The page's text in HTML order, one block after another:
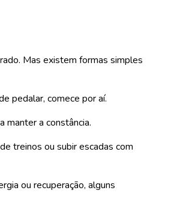
Mas existem formas simples
pedalar, comece por aí.
manter a constância.
treinos ou subir escadas com
ou recuperação, alguns